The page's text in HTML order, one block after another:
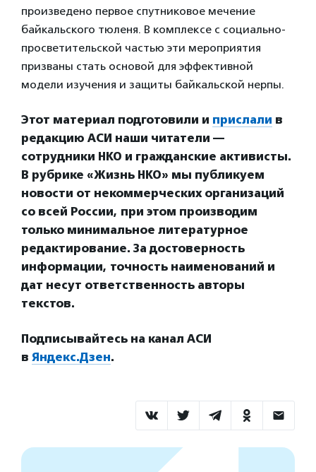
произведено первое спутниковое мечение
байкальского тюленя. В комплексе с социально-
просветительской частью эти мероприятия
призваны стать основой для эффективной
модели изучения и защиты байкальской нерпы.
Этот материал подготовили и прислали в
редакцию АСИ наши читатели —
сотрудники НКО и гражданские активисты.
В рубрике «Жизнь НКО» мы публикуем
новости от некоммерческих организаций
со всей России, при этом производим
только минимальное литературное
редактирование. За достоверность
информации, точность наименований и
дат несут ответственность авторы
текстов.
Подписывайтесь на канал АСИ
в Яндекс.Дзен.